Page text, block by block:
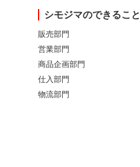
シモジマのできること
販売部門
営業部門
商品企画部門
仕入部門
物流部門